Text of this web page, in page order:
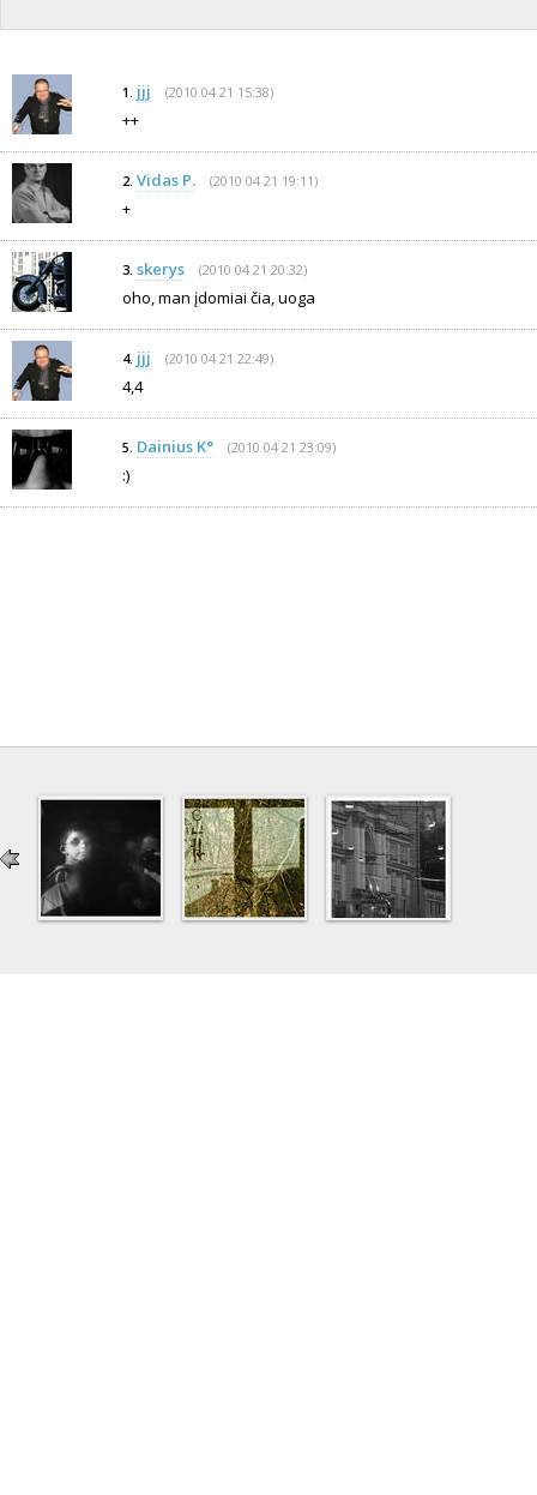
1. jjj (2010 04 21 15:38)
++
2. Vidas P. (2010 04 21 19:11)
+
3. skerys (2010 04 21 20:32)
oho, man įdomiai čia, uoga
4. jjj (2010 04 21 22:49)
4,4
5. Dainius K° (2010 04 21 23:09)
:)